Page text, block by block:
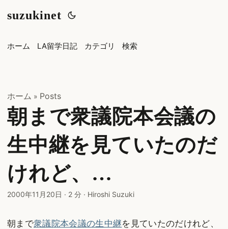
suzukinet
ホーム LA留学日記 カテゴリ 検索
ホーム » Posts
朝まで衆議院本会議の
生中継を見ていたのだ
けれど、…
2000年11月20日 · 2 分 · Hiroshi Suzuki
朝まで衆議院本会議の生中継を見ていたのだけれど、